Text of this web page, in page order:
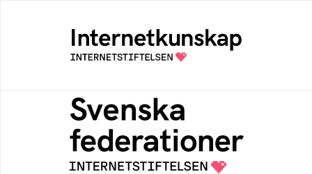
Samlad kunskap som hjälper dig att bli en
säker och medveten internetanvändare
Svenska federationer
Grunden för medlemskap i en sektors- eller
kontextspecifik federation